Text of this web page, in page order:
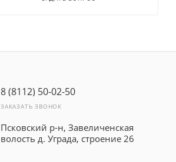
8 (8112) 50-02-50
ЗАКАЗАТЬ ЗВОНОК
Псковский р-н, Завеличенская
волость д. Уграда, строение 26